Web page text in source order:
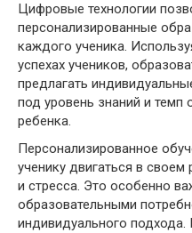
Цифровые технологии
персонализированные
каждого ученика.
успехах учеников,
предлагать
под уровень знаний и темп
ребенка.
Персонализированное
ученику двигаться в
и стресса. Это особенно
образовательными
индивидуального